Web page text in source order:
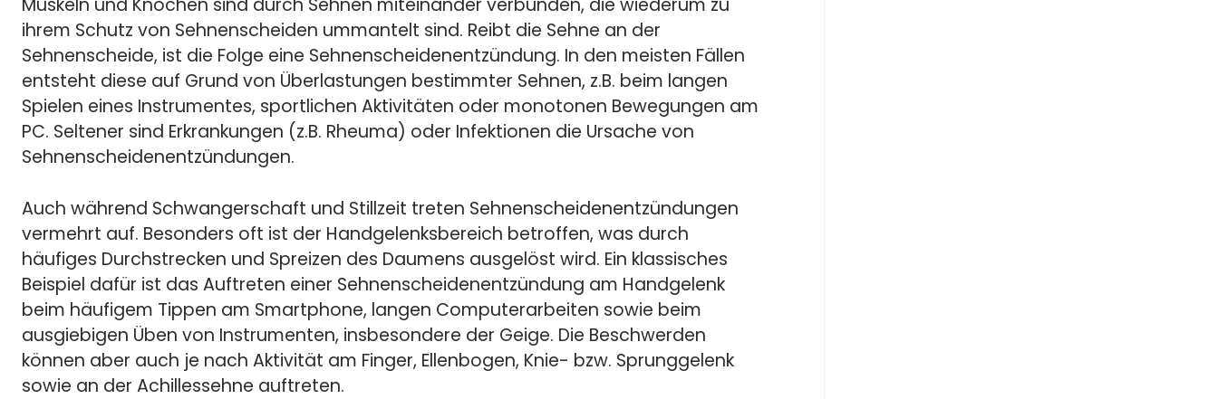
ihrem Schutz von Sehnenscheiden ummantelt sind. Reibt die Sehne an der
Sehnenscheide, ist die Folge eine Sehnenscheidenentzündung. In den meisten Fällen
entsteht diese auf Grund von Überlastungen bestimmter Sehnen, z.B. beim langen
Spielen eines Instrumentes, sportlichen Aktivitäten oder monotonen Bewegungen am
PC. Seltener sind Erkrankungen (z.B. Rheuma) oder Infektionen die Ursache von
Sehnenscheidenentzündungen.
Auch während Schwangerschaft und Stillzeit treten Sehnenscheidenentzündungen
vermehrt auf. Besonders oft ist der Handgelenksbereich betroffen, was durch
häufiges Durchstrecken und Spreizen des Daumens ausgelöst wird. Ein klassisches
Beispiel dafür ist das Auftreten einer Sehnenscheidenentzündung am Handgelenk
beim häufigem Tippen am Smartphone, langen Computerarbeiten sowie beim
ausgiebigen Üben von Instrumenten, insbesondere der Geige. Die Beschwerden
können aber auch je nach Aktivität am Finger, Ellenbogen, Knie- bzw. Sprunggelenk
sowie an der Achillessehne auftreten.